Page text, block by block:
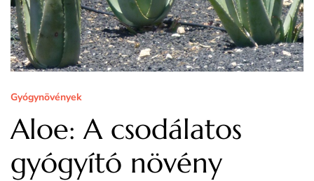
Gyógynövények
Aloe: A csodálatos
gyógyító növény